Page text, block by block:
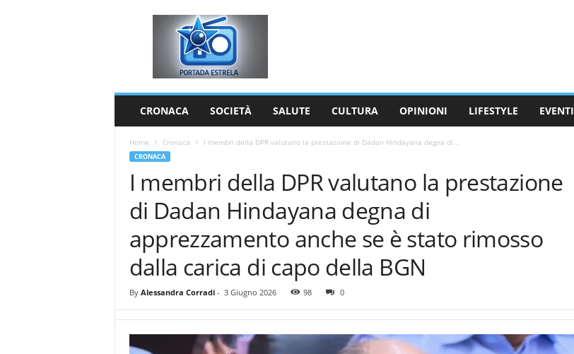
CRONACA SOCIETÀ SALUTE CULTURA OPINIONI LIFESTYLE EVENTI
Home Cronaca I membri della DPR valutano la prestazione di Dadan Hindayana degna di...
CRONACA
I membri della DPR valutano la prestazione
di Dadan Hindayana degna di
apprezzamento anche se è stato rimosso
dalla carica di capo della BGN
By Alessandra Corradi- 3 Giugno 2026 98 0